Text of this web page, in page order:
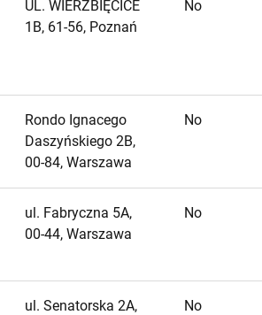
UL. WIERZBIĘCICE
1B, 61-56, Poznań
No
Rondo Ignacego
Daszyńskiego 2B,
00-84, Warszawa
No
ul. Fabryczna 5A,
00-44, Warszawa
No
ul. Senatorska 2A,
No